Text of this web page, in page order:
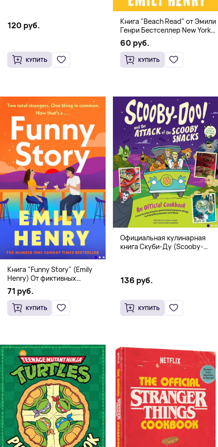
120 руб.
КУПИТЬ
Книга "Beach Read" от Эмили
Генри Бестселлер New York
Times
60 руб.
КУПИТЬ
Книга "Funny Story" (Emily
Henry) От фиктивных
свиданий к реальной любви
71 руб.
КУПИТЬ
Официальная кулинарная
книга Скуби-Ду (Scooby-
136 руб.
КУПИТЬ